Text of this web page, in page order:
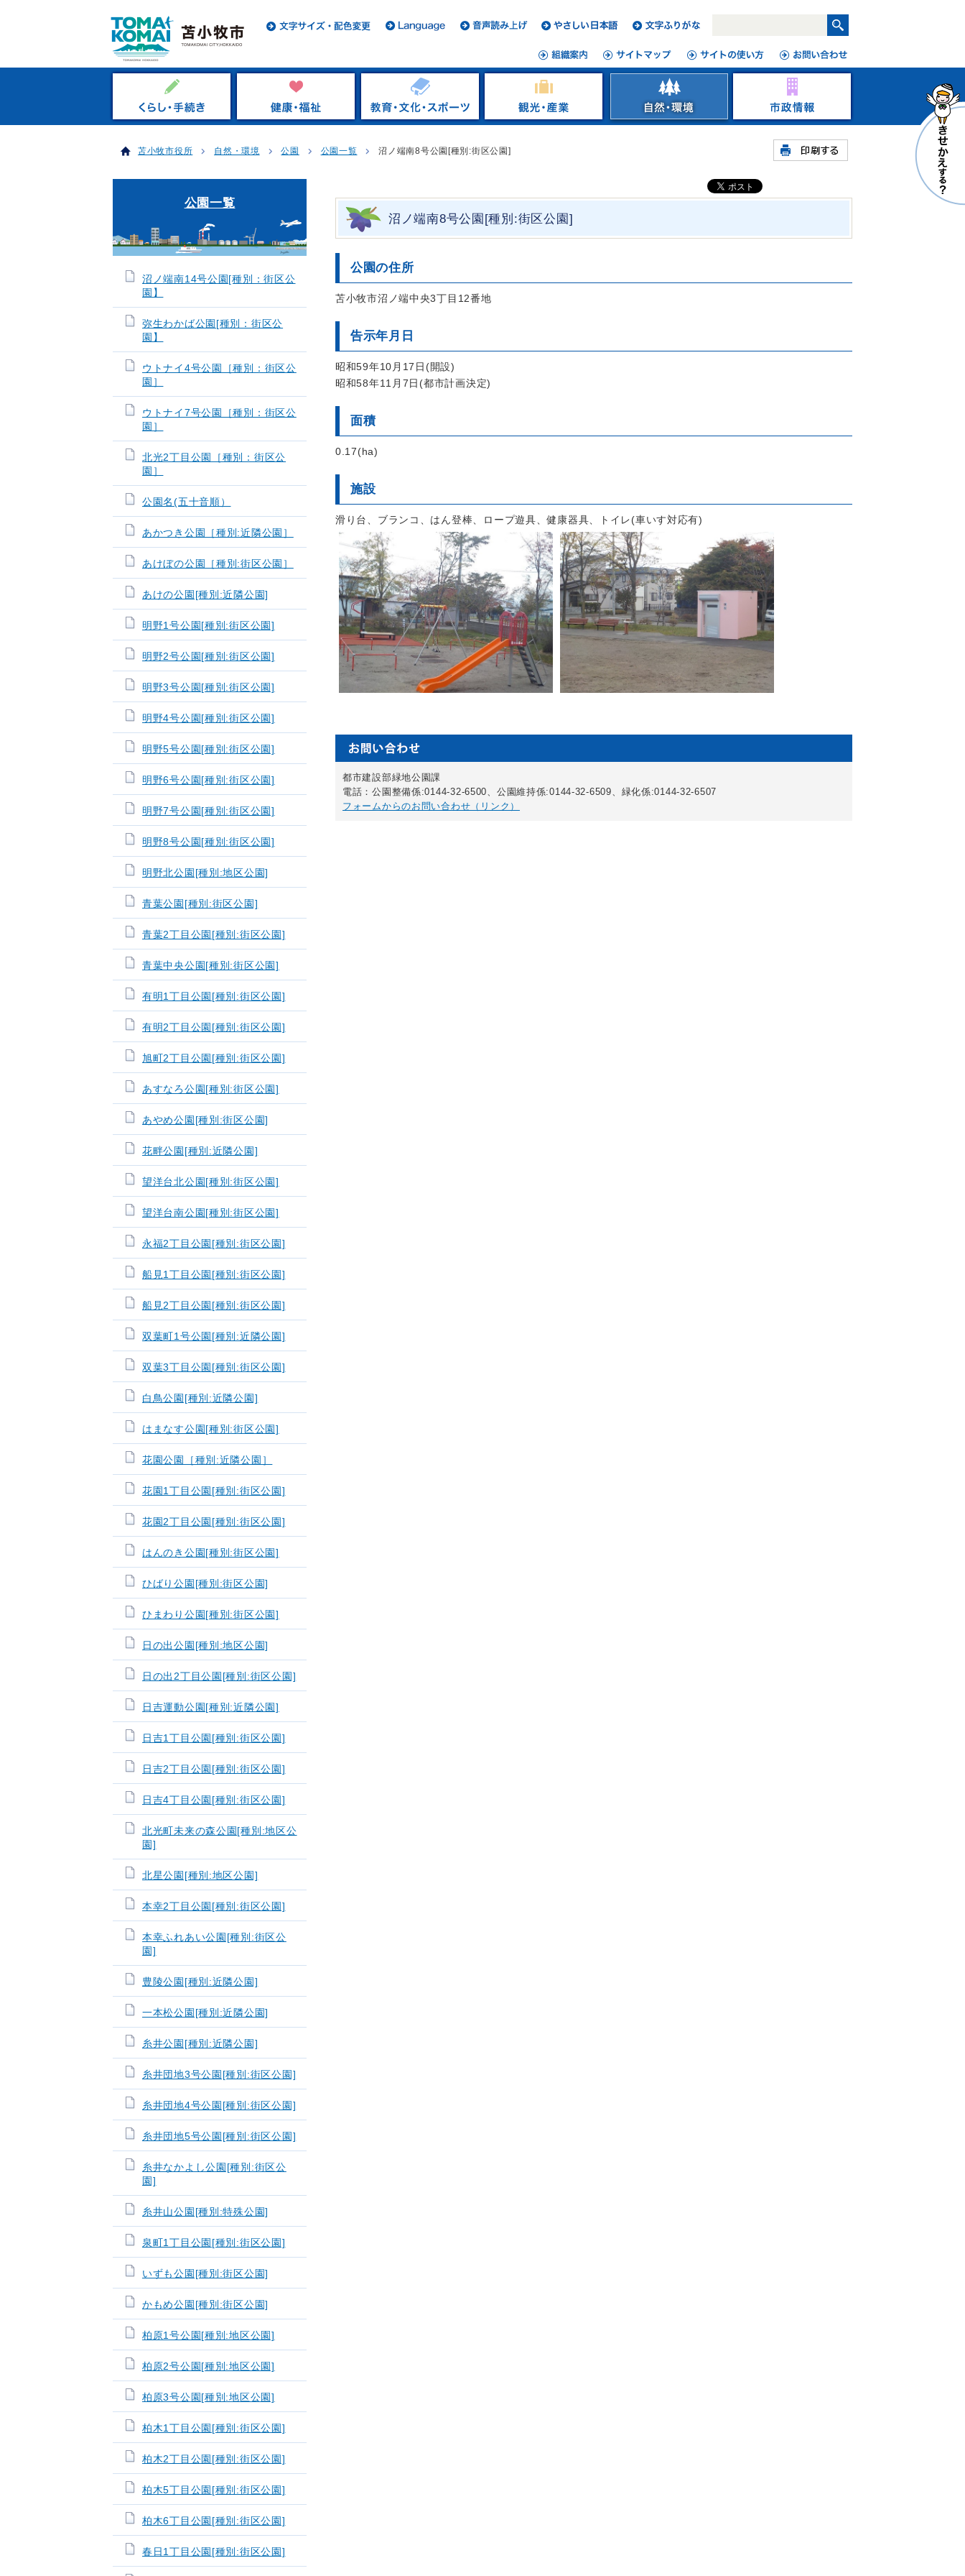
苫小牧市役所 自然・環境 公園 公園一覧 沼ノ端南8号公園[種別:街区公園]
沼ノ端南8号公園[種別:街区公園]
公園の住所
苫小牧市沼ノ端中央3丁目12番地
告示年月日
昭和59年10月17日(開設)
昭和58年11月7日(都市計画決定)
面積
0.17(ha)
施設
滑り台、ブランコ、はん登棒、ロープ遊具、健康器具、トイレ(車いす対応有)
都市建設部緑地公園課
電話：公園整備係:0144-32-6500、公園維持係:0144-32-6509、緑化係:0144-32-6507
フォームからのお問い合わせ（リンク）
公園一覧
沼ノ端南14号公園[種別：街区公
園】
弥生わかば公園[種別：街区公
園】
ウトナイ4号公園［種別：街区公
園］
ウトナイ7号公園［種別：街区公
園］
北光2丁目公園［種別：街区公
園］
公園名(五十音順）
あかつき公園［種別:近隣公園］
あけぼの公園［種別:街区公園］
あけの公園[種別:近隣公園]
明野1号公園[種別:街区公園]
明野2号公園[種別:街区公園]
明野3号公園[種別:街区公園]
明野4号公園[種別:街区公園]
明野5号公園[種別:街区公園]
明野6号公園[種別:街区公園]
明野7号公園[種別:街区公園]
明野8号公園[種別:街区公園]
明野北公園[種別:地区公園]
青葉公園[種別:街区公園]
青葉2丁目公園[種別:街区公園]
青葉中央公園[種別:街区公園]
有明1丁目公園[種別:街区公園]
有明2丁目公園[種別:街区公園]
旭町2丁目公園[種別:街区公園]
あすなろ公園[種別:街区公園]
あやめ公園[種別:街区公園]
花畔公園[種別:近隣公園]
望洋台北公園[種別:街区公園]
望洋台南公園[種別:街区公園]
永福2丁目公園[種別:街区公園]
船見1丁目公園[種別:街区公園]
船見2丁目公園[種別:街区公園]
双葉町1号公園[種別:近隣公園]
双葉3丁目公園[種別:街区公園]
白鳥公園[種別:近隣公園]
はまなす公園[種別:街区公園]
花園公園［種別:近隣公園］
花園1丁目公園[種別:街区公園]
花園2丁目公園[種別:街区公園]
はんのき公園[種別:街区公園]
ひばり公園[種別:街区公園]
ひまわり公園[種別:街区公園]
日の出公園[種別:地区公園]
日の出2丁目公園[種別:街区公園]
日吉運動公園[種別:近隣公園]
日吉1丁目公園[種別:街区公園]
日吉2丁目公園[種別:街区公園]
日吉4丁目公園[種別:街区公園]
北光町未来の森公園[種別:地区公
園]
北星公園[種別:地区公園]
本幸2丁目公園[種別:街区公園]
本幸ふれあい公園[種別:街区公
園]
豊陵公園[種別:近隣公園]
一本松公園[種別:近隣公園]
糸井公園[種別:近隣公園]
糸井団地3号公園[種別:街区公園]
糸井団地4号公園[種別:街区公園]
糸井団地5号公園[種別:街区公園]
糸井なかよし公園[種別:街区公
園]
糸井山公園[種別:特殊公園]
泉町1丁目公園[種別:街区公園]
いずも公園[種別:街区公園]
かもめ公園[種別:街区公園]
柏原1号公園[種別:地区公園]
柏原2号公園[種別:地区公園]
柏原3号公園[種別:地区公園]
柏木1丁目公園[種別:街区公園]
柏木2丁目公園[種別:街区公園]
柏木5丁目公園[種別:街区公園]
柏木6丁目公園[種別:街区公園]
春日1丁目公園[種別:街区公園]